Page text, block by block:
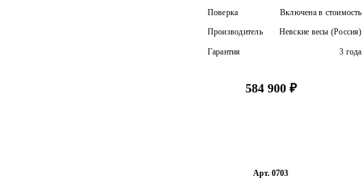
Поверка Включена в стоимость
Производитель Невские весы (Россия)
Гарантия 3 года
584 900 ₽
Арт. 0703